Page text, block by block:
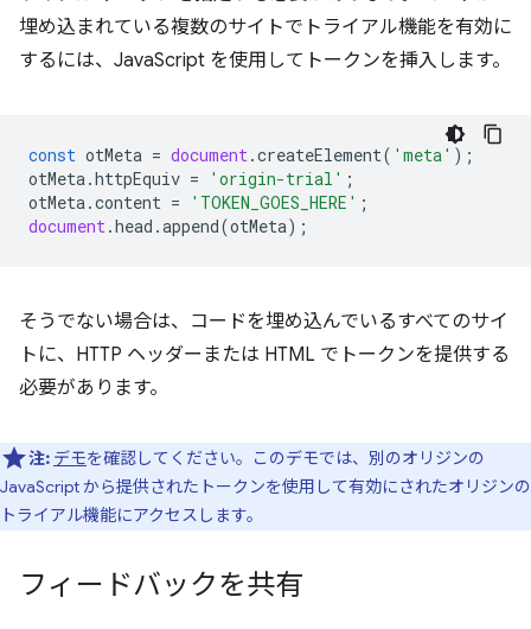
埋め込まれている複数のサイトでトライアル機能を有効に
するには、JavaScript を使用してトークンを挿入します。
const otMeta = document.createElement( 'meta' );
otMeta.httpEquiv = 'origin-trial' ;
otMeta.content = 'TOKEN_GOES_HERE' ;
document.head .append(otMeta);
そうでない場合は、コードを埋め込んでいるすべてのサイ
トに、HTTP ヘッダーまたは HTML でトークンを提供する
必要があります。
注: デモを確認してください。このデモでは、別のオリジンの
JavaScript から提供されたトークンを使用して有効にされたオリジンの
トライアル機能にアクセスします。
フィードバックを共有